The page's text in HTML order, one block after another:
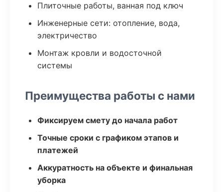
Плиточные работы, ванная под ключ
Инженерные сети: отопление, вода,
электричество
Монтаж кровли и водосточной
системы
Преимущества работы с нами
Фиксируем смету до начала работ
Точные сроки с графиком этапов и
платежей
Аккуратность на объекте и финальная
уборка